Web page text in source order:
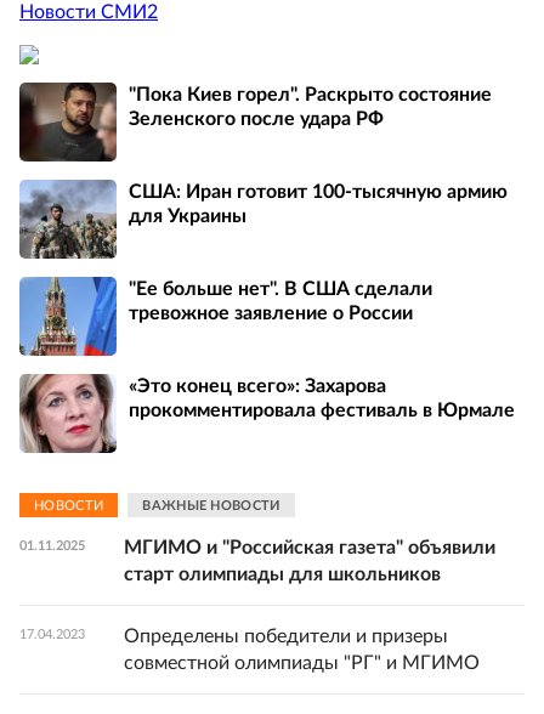
Новости СМИ2
"Пока Киев горел". Раскрыто состояние
Зеленского после удара РФ
США: Иран готовит 100-тысячную армию
для Украины
"Ее больше нет". В США сделали
тревожное заявление о России
«Это конец всего»: Захарова
прокомментировала фестиваль в Юрмале
НОВОСТИ ВАЖНЫЕ НОВОСТИ
01.11.2025
МГИМО и "Российская газета" объявили
старт олимпиады для школьников
17.04.2023
Определены победители и призеры
совместной олимпиады "РГ" и МГИМО